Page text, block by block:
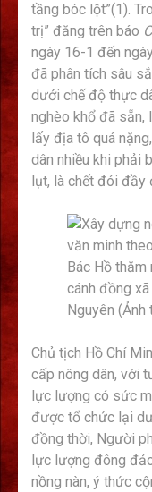
tầng bóc lột”(1).
trị” đăng trên báo
ngày 16-1 đến
đã phân tích sâu
dưới chế độ thực
nghèo khổ đã sẵn,
lấy địa tô quá
dân nhiều khi phải
lụt, là chết đói đầy
Bác Hồ thăm
cánh đồng
Nguyên (Ảnh
Chủ tịch Hồ Chí
cấp nông dân, với
lực lượng có sức
được tổ chức lại
đồng thời, Người
lực lượng đông
nồng nàn, ý thức